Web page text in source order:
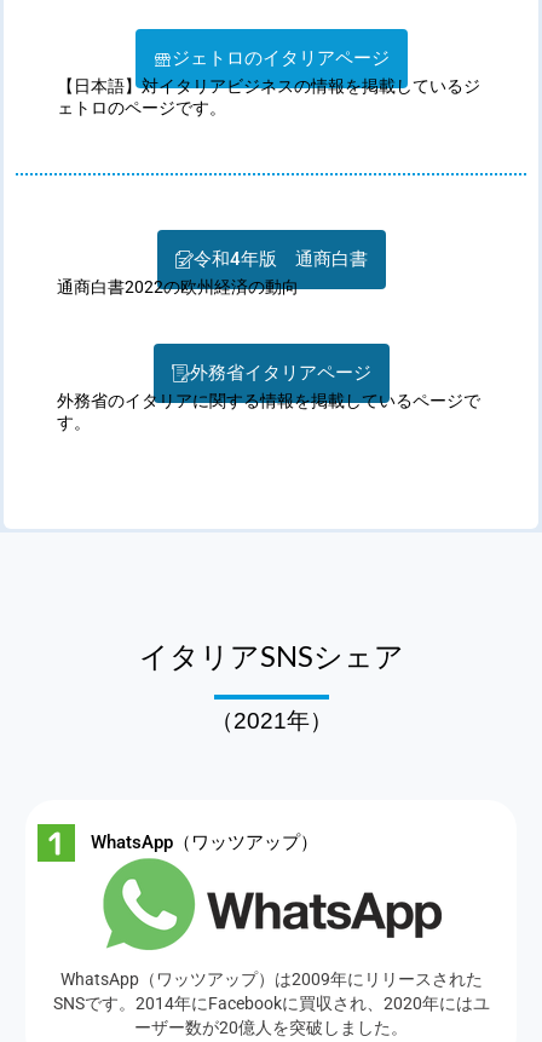
ジェトロのイタリアページ
【日本語】対イタリアビジネスの情報を掲載しているジ
ェトロのページです。
令和4年版 通商白書
通商白書2022の欧州経済の動向
外務省イタリアページ
外務省のイタリアに関する情報を掲載しているページで
す。
イタリアSNSシェア
（2021年）
WhatsApp（ワッツアップ）
WhatsApp（ワッツアップ）は2009年にリリースされた
SNSです。2014年にFacebookに買収され、2020年にはユ
ーザー数が20億人を突破しました。